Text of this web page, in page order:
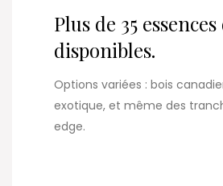
Plus de 35
disponibles.
Options variées : bois
exotique, et même des
edge.